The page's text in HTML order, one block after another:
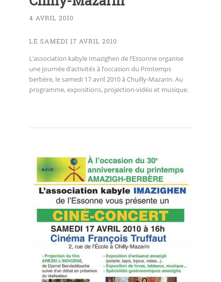
4 AVRIL 2010
LE SAMEDI 17 AVRIL 2010
L’association kabyle Imazighen de l’Essonne organise
une journée d’activités à l’occasion du Printemps
berbère, le samedi 17 avril 2010 à Chuilly-Mazarin. Au
programme, expositions, projection-vidéo et musique.